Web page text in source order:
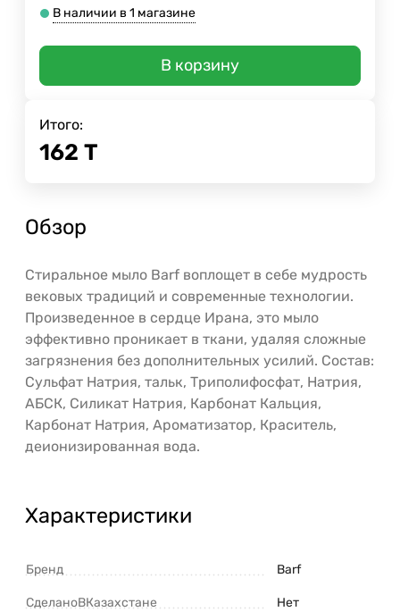
В наличии в 1 магазине
В корзину
Итого:
162 Т
Обзор
Стиральное мыло Barf воплощет в себе мудрость
вековых традиций и современные технологии.
Произведенное в сердце Ирана, это мыло
эффективно проникает в ткани, удаляя сложные
загрязнения без дополнительных усилий. Состав:
Сульфат Натрия, тальк, Триполифосфат, Натрия,
АБСК, Силикат Натрия, Карбонат Кальция,
Карбонат Натрия, Ароматизатор, Краситель,
деионизированная вода.
Характеристики
Бренд Barf
СделаноВКазахстане Нет